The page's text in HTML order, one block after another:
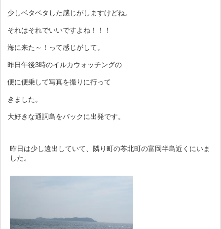
少しベタベタした感じがしますけどね。
それはそれでいいですよね！！！
海に来た～！って感じがして。
昨日午後3時のイルカウォッチングの
便に便乗して写真を撮りに行って
きました。
大好きな通詞島をバックに出発です。
昨日は少し遠出していて、隣り町の苓北町の富岡半島近くにいま
した。